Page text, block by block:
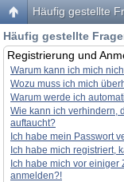
Häufig gestellte
Häufig gestellte
Registrierung und
Warum kann ich mich
Wozu muss ich mich
Warum werde ich
Wie kann ich verhindern,
auftaucht?
Ich habe mein Passwort
Ich habe mich registriert,
Ich habe mich vor
anmelden?!